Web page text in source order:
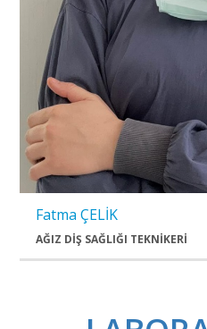
Fatma ÇELİK
AĞIZ DİŞ SAĞLIĞI TEKNİKERİ